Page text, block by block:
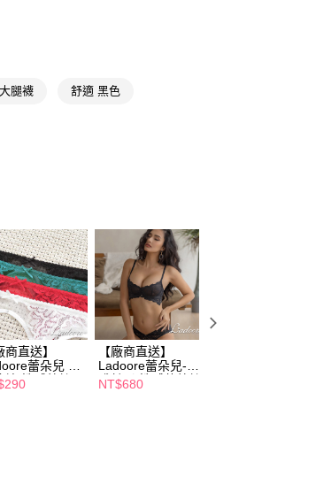
到繳費通知簡訊。
司提供之「AFTEE先享後付」服務完成之
內提供個人資料，並將交易相關給付款項請
限公司。
請瀏覽以下網址：
法定代理人或監護人之同意方可使用
同意申辦者引起之損失，本公司不負相關責
腿襪 舒適 黑色
商直送】
蕾朵兒 誘
境 性感蕾絲吊
-多色多尺寸任
【廠商直送】
Ladoore蕾朵兒-誘
惑魅影 性感薄蕾絲
成套內衣
NT$680